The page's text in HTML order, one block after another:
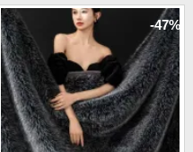
-47%